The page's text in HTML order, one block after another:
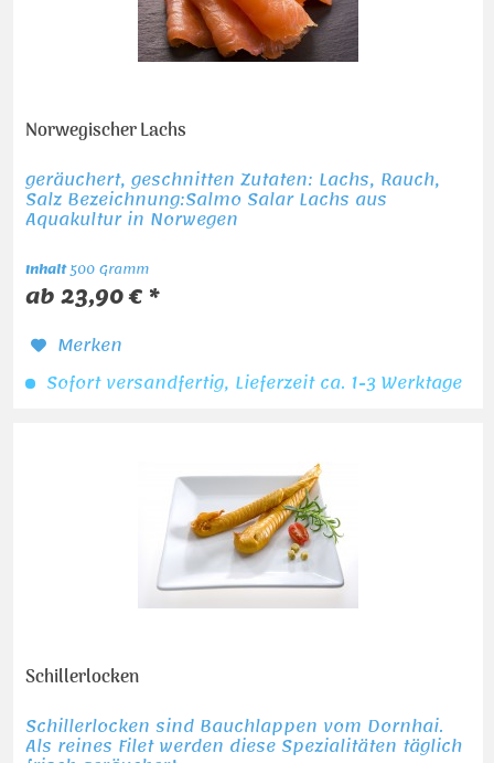
Norwegischer Lachs
geräuchert, geschnitten Zutaten: Lachs, Rauch,
Salz Bezeichnung:Salmo Salar Lachs aus
Aquakultur in Norwegen
Inhalt500 Gramm
ab 23,90 € *
Merken
Sofort versandfertig, Lieferzeit ca. 1-3 Werktage
Schillerlocken
Schillerlocken sind Bauchlappen vom Dornhai.
Als reines Filet werden diese Spezialitäten täglich